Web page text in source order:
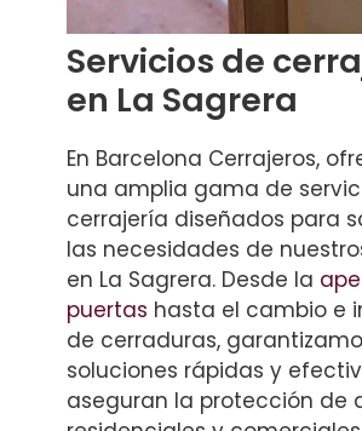
Servicios de
en La Sagrera
En Barcelona Cerrajeros,
una amplia gama de
cerrajería diseñados para
las necesidades de
en La Sagrera. Desde la
puertas hasta el cambio e
de cerraduras,
soluciones rápidas y
aseguran la protección de